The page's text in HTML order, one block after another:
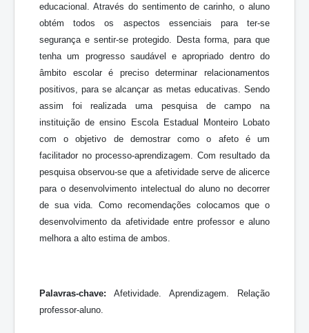
educacional. Através do sentimento de carinho, o aluno
obtém todos os aspectos essenciais para ter-se
segurança e sentir-se protegido. Desta forma, para que
tenha um progresso saudável e apropriado dentro do
âmbito escolar é preciso determinar relacionamentos
positivos, para se alcançar as metas educativas. Sendo
assim foi realizada uma pesquisa de campo na
instituição de ensino Escola Estadual Monteiro Lobato
com o objetivo de demostrar como o afeto é um
facilitador no processo-aprendizagem. Com resultado da
pesquisa observou-se que a afetividade serve de alicerce
para o desenvolvimento intelectual do aluno no decorrer
de sua vida. Como recomendações colocamos que o
desenvolvimento da afetividade entre professor e aluno
melhora a alto estima de ambos.
Palavras-chave: Afetividade. Aprendizagem. Relação
professor-aluno.